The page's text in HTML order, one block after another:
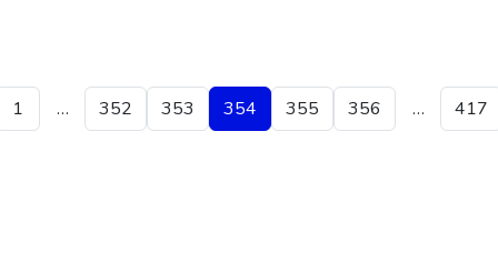
1 … 352 353 354 355 356 … 417